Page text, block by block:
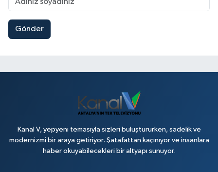
Gönder
Kanal V, yepyeni temasıyla sizleri buluştururken, sadelik ve
modernizmi bir araya getiriyor. Şatafattan kaçınıyor ve insanlara
haber okuyabilecekleri bir altyapı sunuyor.